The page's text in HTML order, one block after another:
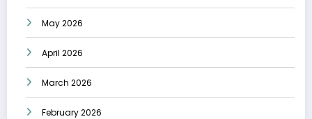
May 2026
April 2026
March 2026
February 2026